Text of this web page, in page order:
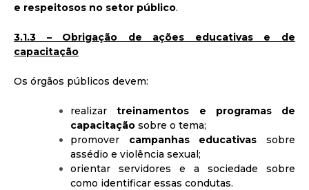
e respeitosos no setor público.
3.1.3 – Obrigação de ações educativas e de
capacitação
Os órgãos públicos devem:
realizartreinamentos e programas de
capacitação sobre o tema;
promover campanhas educativas sobre
assédio e violência sexual;
orientar servidores e a sociedade sobre
como identificar essas condutas.